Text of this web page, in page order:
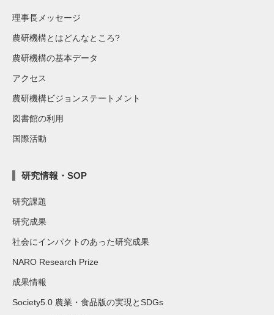
理事長メッセージ
農研機構とはどんなところ?
農研機構の基本データ
アクセス
農研機構ビジョンステートメント
図書館の利用
国際活動
研究情報・SOP
研究課題
研究成果
社会にインパクトのあった研究成果
NARO Research Prize
成果情報
Society5.0 農業・食品版の実現とSDGs